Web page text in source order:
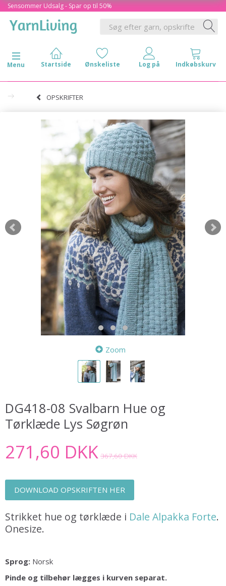
Sensommer Udsalg - Spar op til 50%
Skifte navigation
Menu
OPSKRIFTER
Zoom
DG418-08 Svalbarn Hue og
Tørklæde Lys Søgrøn
271,60 DKK 367,60 DKK
DOWNLOAD OPSKRIFTEN HER
Strikket hue og tørklæde i Dale Alpakka Forte.
Onesize.
Sprog: Norsk
Pinde og tilbehør lægges i kurven separat.